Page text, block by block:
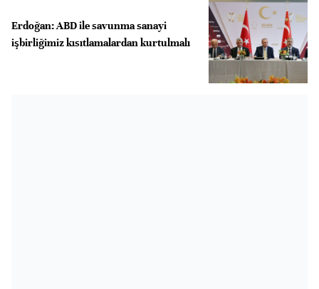
Erdoğan: ABD ile savunma sanayi
işbirliğimiz kısıtlamalardan kurtulmalı